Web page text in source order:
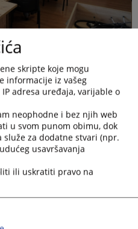
za implementaciju rodne
i Hercegovini u Kantonalnom sud u
učenja znakovnog jezika.
Travniku, Davor Kelava istakao
pristup sudu kao i svim
za jednostavniju uslugu i
skripte koje mogu
informacije iz vašeg
adresa uređaja, varijable o
neophodne i bez njih web
u svom punom obimu, dok
za dodatne stvari (npr.
usavršavanja
ili uskratiti pravo na